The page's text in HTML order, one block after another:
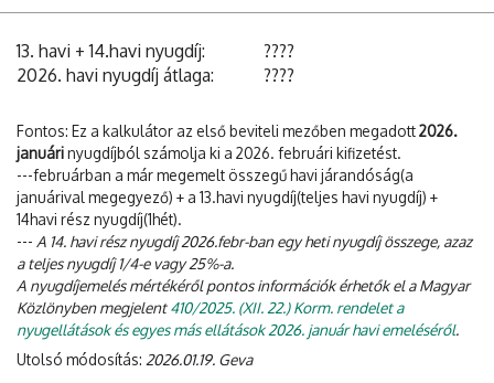
13. havi + 14.havi nyugdíj:
????
2026. havi nyugdíj átlaga:
????
Fontos: Ez a kalkulátor az első beviteli mezőben megadott2026.
januárinyugdíjból számolja ki a 2026. februári kifizetést.
---februárban a már megemelt összegű havi járandóság(a
januárival megegyező) + a 13.havi nyugdíj(teljes havi nyugdíj) +
14havi rész nyugdíj(1hét).
--- A 14. havi rész nyugdíj 2026.febr-ban egy heti nyugdíj összege, azaz
a teljes nyugdíj 1/4-e vagy 25%-a.
A nyugdíjemelés mértékéről pontos információk érhetők el a Magyar
Közlönyben megjelent410/2025. (XII. 22.) Korm. rendelet a
nyugellátások és egyes más ellátások 2026. január havi emeléséről.
Utolsó módosítás: 2026.01.19. Geva